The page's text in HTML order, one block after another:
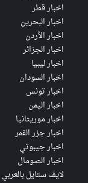
اخبار قطر
اخبار البحرين
اخبار الأردن
اخبار الجزائر
اخبار ليبيا
اخبار السودان
اخبار تونس
اخبار اليمن
اخبار موريتانيا
اخبار جزر القمر
اخبار جيبوتي
اخبار الصومال
لايف ستايل بالعربي